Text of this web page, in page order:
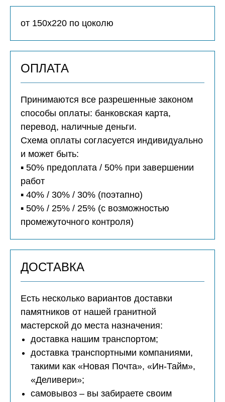
от 150х220 по цоколю
ОПЛАТА
Принимаются все разрешенные законом
способы оплаты: банковская карта,
перевод, наличные деньги.
Схема оплаты согласуется индивидуально
и может быть:
▪️ 50% предоплата / 50% при завершении
работ
▪️ 40% / 30% / 30% (поэтапно)
▪️ 50% / 25% / 25% (с возможностью
промежуточного контроля)
ДОСТАВКА
Есть несколько вариантов доставки
памятников от нашей гранитной
мастерской до места назначения:
доставка нашим транспортом;
доставка транспортными компаниями,
такими как «Новая Почта», «Ин-Тайм»,
«Деливери»;
самовывоз – вы забираете своим